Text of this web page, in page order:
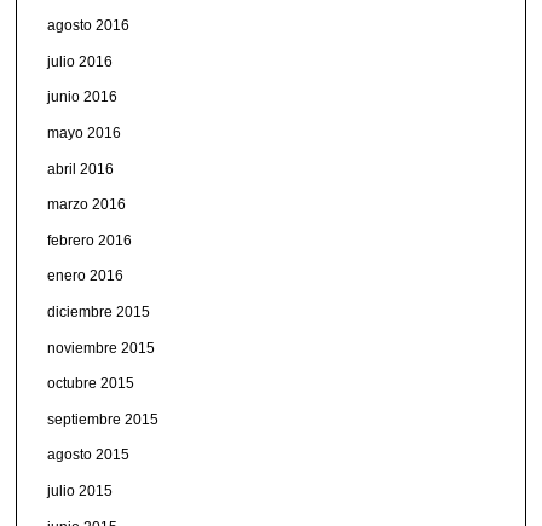
agosto 2016
julio 2016
junio 2016
mayo 2016
abril 2016
marzo 2016
febrero 2016
enero 2016
diciembre 2015
noviembre 2015
octubre 2015
septiembre 2015
agosto 2015
julio 2015